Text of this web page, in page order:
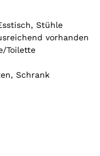
Stühle
vorhanden
Toilette
Schrank